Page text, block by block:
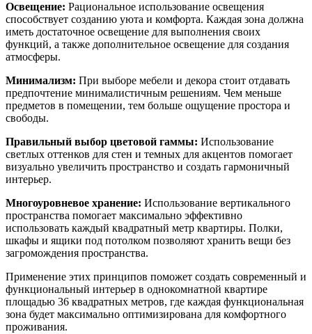
Освещение: Рациональное использование освещения
способствует созданию уюта и комфорта. Каждая зона должна
иметь достаточное освещение для выполнения своих
функций, а также дополнительное освещение для создания
атмосферы.
Минимализм: При выборе мебели и декора стоит отдавать
предпочтение минималистичным решениям. Чем меньше
предметов в помещении, тем больше ощущение простора и
свободы.
Правильный выбор цветовой гаммы: Использование
светлых оттенков для стен и темных для акцентов помогает
визуально увеличить пространство и создать гармоничный
интерьер.
Многоуровневое хранение: Использование вертикального
пространства помогает максимально эффективно
использовать каждый квадратный метр квартиры. Полки,
шкафы и ящики под потолком позволяют хранить вещи без
загромождения пространства.
Применение этих принципов поможет создать современный и
функциональный интерьер в однокомнатной квартире
площадью 36 квадратных метров, где каждая функциональная
зона будет максимально оптимизирована для комфортного
проживания.